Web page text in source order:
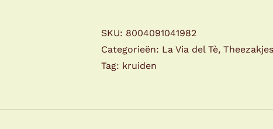
tè
–
Ginger
aantal
SKU: 8004091041982
Categorieën: La Via del Tè, Theezakjes
Tag: kruiden